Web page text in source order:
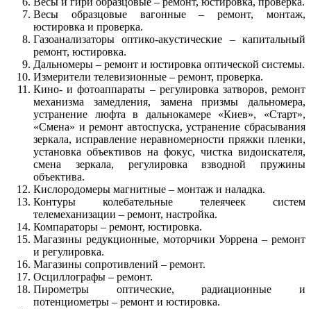
Весы образцовые вагонные – ремонт, монтаж,
юстировка и проверка.
Газоанализаторы оптико-акустические – капитальный
ремонт, юстировка.
Дальномеры – ремонт и юстировка оптической системы.
Измерители телевизионные – ремонт, проверка.
Кино- и фотоаппараты – регулировка затворов, ремонт
механизма замедления, замена призмы дальномера,
устранение люфта в дальнокамере «Киев», «Старт»,
«Смена» и ремонт автоспуска, устранение сбрасывания
зеркала, исправление неравномерности пряжки пленки,
установка объективов на фокус, чистка видоискателя,
смена зеркала, регулировка взводной пружины
объектива.
Кислородомеры магнитные – монтаж и наладка.
Контуры колебательные телеячеек систем
телемеханизации – ремонт, настройка.
Компараторы – ремонт, юстировка.
Магазины редукционные, моторчики Уоррена – ремонт
и регулировка.
Магазины сопротивлений – ремонт.
Осциллографы – ремонт.
Пирометры оптические, радиационные и
потенциометры – ремонт и юстировка.